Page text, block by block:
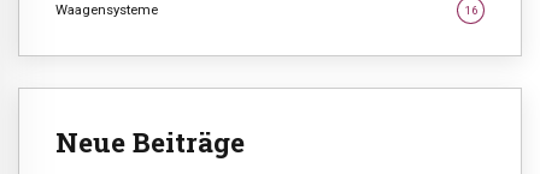
Waagensysteme 16
Neue Beiträge